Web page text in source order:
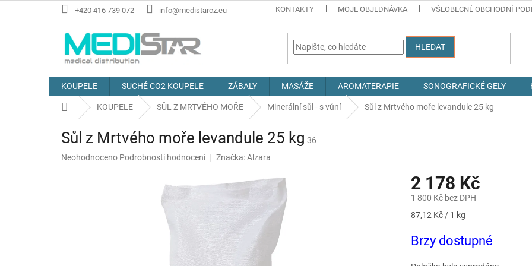
na
+420 416 739 072 info@medistarcz.eu KONTAKTY MOJE OBJEDNÁVKA VŠEOBECNÉ OBCHODNÍ
HLEDAT
KOUPELE SUCHÉ CO2 KOUPELE ZÁBALY MASÁŽE AROMATERAPIE SONOGRAFICKÉ GELY
Domů KOUPELE SŮL Z MRTVÉHO MOŘE Minerální sůl - s vůní Sůl z Mrtvého moře levandule 25 kg
Sůl z Mrtvého moře levandule 25 kg 36
Průměrné
Neohodnoceno Podrobnosti hodnocení Značka:Alzara
2 178 Kč
1 800 Kč bez DPH
Měrná
87,12 Kč / 1 kg
Brzy dostupné